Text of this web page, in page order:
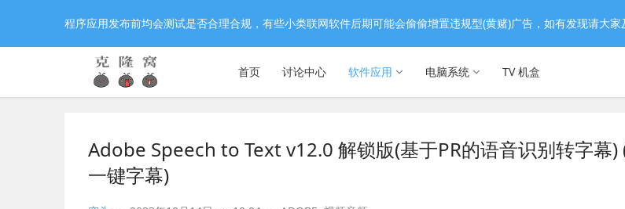
首页 讨论中心 软件应用 电脑系统 TV 机盒
Adobe Speech to Text v12.0 解锁版(基于PR的语音识别转字幕)
一键字幕)
程序应用发布前均会测试是否合理合规，有些小类联网软件后期可能会偷偷增置违规型(黄赌)广告，如有发现请大